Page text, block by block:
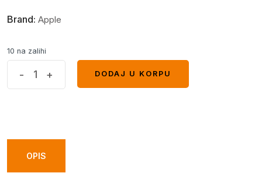
Brand: Apple
10 na zalihi
quantity
- +
DODAJ U KORPU
OPIS